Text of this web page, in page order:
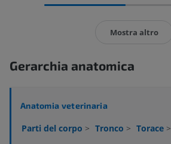
Mostra altro
Gerarchia anatomica
Anatomia veterinaria
Parti del corpo > Tronco > Torace >